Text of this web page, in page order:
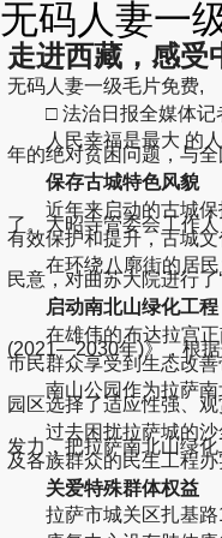
无码人妻一
走进西藏，感受
无码人妻一级毛片免费,
□ 法治日报全媒体记
人民幸福是最大 的人权
年的绝对贫困问题，与
保存古城特色风貌
近年来启动的古城保护
了。大昭寺管委会工作
有效保护和提升，古城
在环绕八廓街的居民大
民意，对曲苏大院进行
启动南北山绿化工程
在雄伟的布达拉宫正南
(2021—2030年)》，根
市民群众享受到生态改善
南山公园作为拉萨南北
园区选择了适应性强、
过去困扰拉萨城的沙尘
发力，把拉萨南北山绿
及各族群众的民生工程
关爱特殊群体权益
拉萨市城关区扎基路10